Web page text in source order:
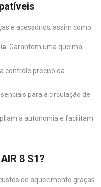
e acessórios, assim como:
: Garantem uma queima
controle preciso da
para a circulação de
a autonomia e facilitam
8 S1?
de aquecimento graças